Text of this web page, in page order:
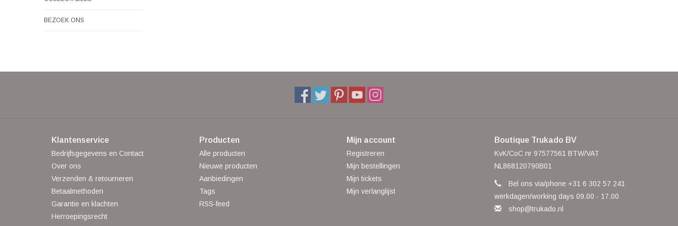
BEZOEK ONS
Klantenservice
Bedrijfsgegevens en Contact
Over ons
Verzenden & retourneren
Betaalmethoden
Garantie en klachten
Herroepingsrecht
Producten
Alle producten
Nieuwe producten
Aanbiedingen
Tags
RSS-feed
Mijn account
Registreren
Mijn bestellingen
Mijn tickets
Mijn verlanglijst
Boutique Trukado BV
KvK/CoC nr 97577561 BTW/VAT
NL868120790B01
Bel ons via/phone +31 6 302 57 241
werkdagen/working days 09.00 - 17.00
shop@trukado.nl